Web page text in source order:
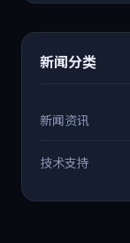
新闻分类
新闻资讯
技术支持